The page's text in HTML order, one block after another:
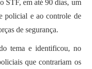
STF, em até 90 dias, um
policial e ao controle de
de segurança.
tema e identificou, no
que contrariam os